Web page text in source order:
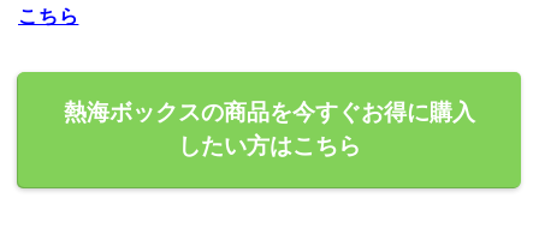
こちら
熱海ボックスの商品を今すぐお得に購入
したい方はこちら